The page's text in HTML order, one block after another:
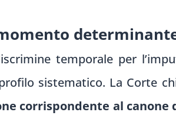
temporale per
sistematico. La Corte
corrispondente al canone